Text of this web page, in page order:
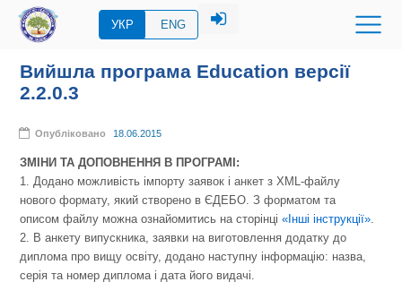
УКР ENG
Вийшла програма Education версії
2.2.0.3
Опубліковано 18.06.2015
ЗМІНИ ТА ДОПОВНЕННЯ В ПРОГРАМІ:
1. Додано можливість імпорту заявок і анкет з XML-файлу
нового формату, який створено в ЄДЕБО. З форматом та
описом файлу можна ознайомитись на сторінці«Інші інструкції»
2. В анкету випускника, заявки на виготовлення додатку до
диплома про вищу освіту, додано наступну інформацію: назва,
серія та номер диплома і дата його видачі.